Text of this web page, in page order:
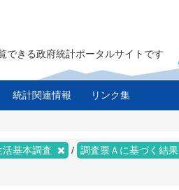
できる政府統計ポータルサイトです
統計関連情報 リンク集
基本調査 調査票Ａに基づく結果